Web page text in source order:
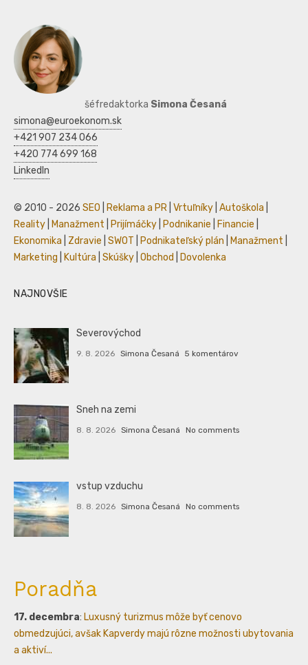
šéfredaktorka Simona Česaná
simona@euroekonom.sk
+421 907 234 066
+420 774 699 168
LinkedIn
© 2010 - 2026 SEO Reklama a PR Vrtuľníky Autoškola
Reality
Manažment Prijímáčky Podnikanie Financie
Ekonomika
Zdravie SWOT Podnikateľský plán Manažment
Marketing
Kultúra Skúšky Obchod Dovolenka
NAJNOVŠIE
Severovýchod
9. 8. 2026 Simona Česaná 5 komentárov
Sneh na zemi
8. 8. 2026 Simona Česaná No comments
vstup vzduchu
8. 8. 2026 Simona Česaná No comments
Poradňa
17. decembra: Luxusný turizmus môže byť cenovo
obmedzujúci, avšak Kapverdy majú rôzne možnosti ubytovania
a aktiví...